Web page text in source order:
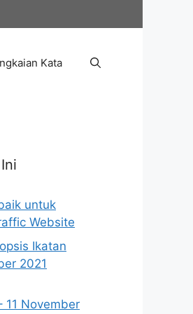
Kata
untuk
Website
Ikatan
2021
11 November